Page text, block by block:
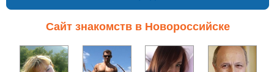
Сайт знакомств в Новороссийске